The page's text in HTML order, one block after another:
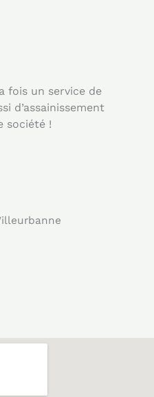
fois un service de
d’assainissement
société !